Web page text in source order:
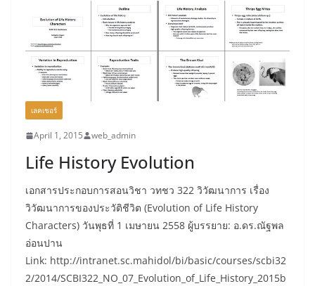
เลคเชอร์
April 1, 2015 web_admin
Life History Evolution
เอกสารประกอบการสอนวิชา วทชว 322 วิวัฒนาการ เรื่อง
วิวัฒนาการของประวัติชีวิต (Evolution of Life History
Characters) วันพุธที่ 1 เมษายน 2558 ผู้บรรยาย: อ.ดร.ณัฐพล
อ่อนปาน
Link: http://intranet.sc.mahidol/bi/basic/courses/scbi32
2/2014/SCBI322_NO_07_Evolution_of_Life_History_2015b